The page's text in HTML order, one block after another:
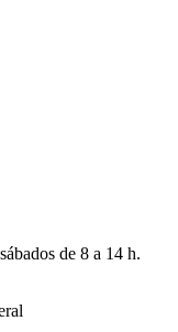
de 8 a 14 h.